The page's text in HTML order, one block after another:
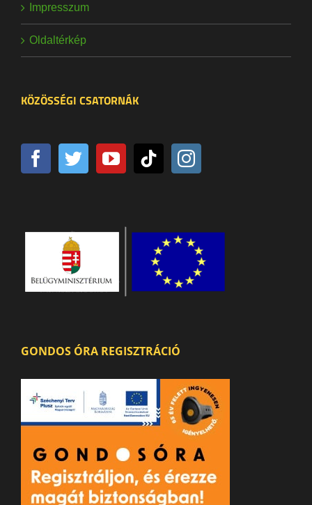
Impresszum
Oldaltérkép
KÖZÖSSÉGI CSATORNÁK
GONDOS ÓRA REGISZTRÁCIÓ